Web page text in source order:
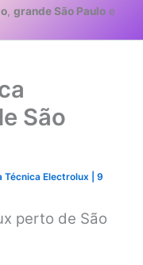
, grande São Pauloe
São
Técnica Electrolux |9
perto de São